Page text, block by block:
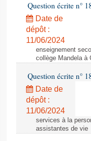
Question écrite n°
Date de
dépôt :
11/06/2024
enseignement
collège Mandela à
Question écrite n°
Date de
dépôt :
11/06/2024
services à la
assistantes de vie